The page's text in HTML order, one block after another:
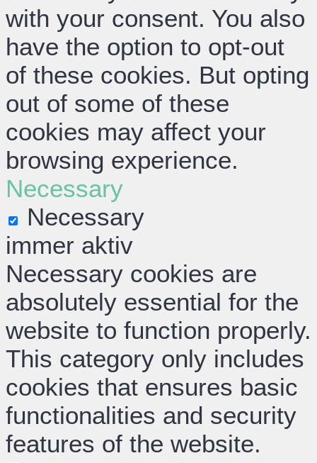
with your consent. You also
have the option to opt-out
of these cookies. But opting
out of some of these
cookies may affect your
browsing experience.
Necessary
Necessary
immer aktiv
Necessary cookies are
absolutely essential for the
website to function properly.
This category only includes
cookies that ensures basic
functionalities and security
features of the website.